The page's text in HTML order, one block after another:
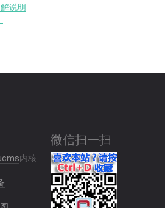
说明
内核
微信扫一扫